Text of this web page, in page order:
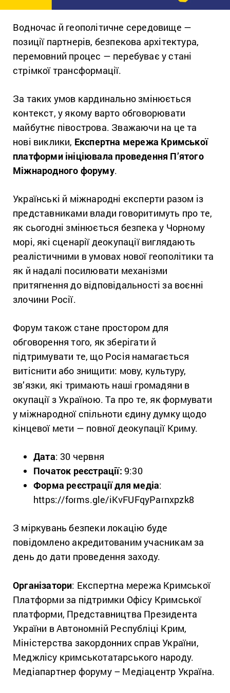
Водночас й геополітичне середовище —
позиції партнерів, безпекова архітектура,
перемовний процес — перебуває у стані
стрімкої трансформації.
За таких умов кардинально змінюється
контекст, у якому варто обговорювати
майбутнє півострова. Зважаючи на це та
нові виклики, Експертна мережа Кримської
платформи ініціювала проведення П’ятого
Міжнародного форуму.
Українські й міжнародні експерти разом із
представниками влади говоритимуть про те,
як сьогодні змінюється безпека у Чорному
морі, які сценарії деокупації виглядають
реалістичними в умовах нової геополітики та
як й надалі посилювати механізми
притягнення до відповідальності за воєнні
злочини Росії.
Форум також стане простором для
обговорення того, як зберігати й
підтримувати те, що Росія намагається
витіснити або знищити: мову, культуру,
зв’язки, які тримають наші громадяни в
окупації з Україною. Та про те, як формувати
у міжнародної спільноти єдину думку щодо
кінцевої мети — повної деокупації Криму.
Дата: 30 червня
Початок реєстрації: 9:30
Форма реєстрації для медіа:
https://forms.gle/iKvFUFqyParnxpzk8
З міркувань безпеки локацію буде
повідомлено акредитованим учасникам за
день до дати проведення заходу.
Організатори: Експертна мережа Кримської
Платформи за підтримки Офісу Кримської
платформи, Представництва Президента
України в Автономній Республіці Крим,
Міністерства закордонних справ України,
Меджлісу кримськотатарського народу.
Медіапартнер форуму – Медіацентр Україна.